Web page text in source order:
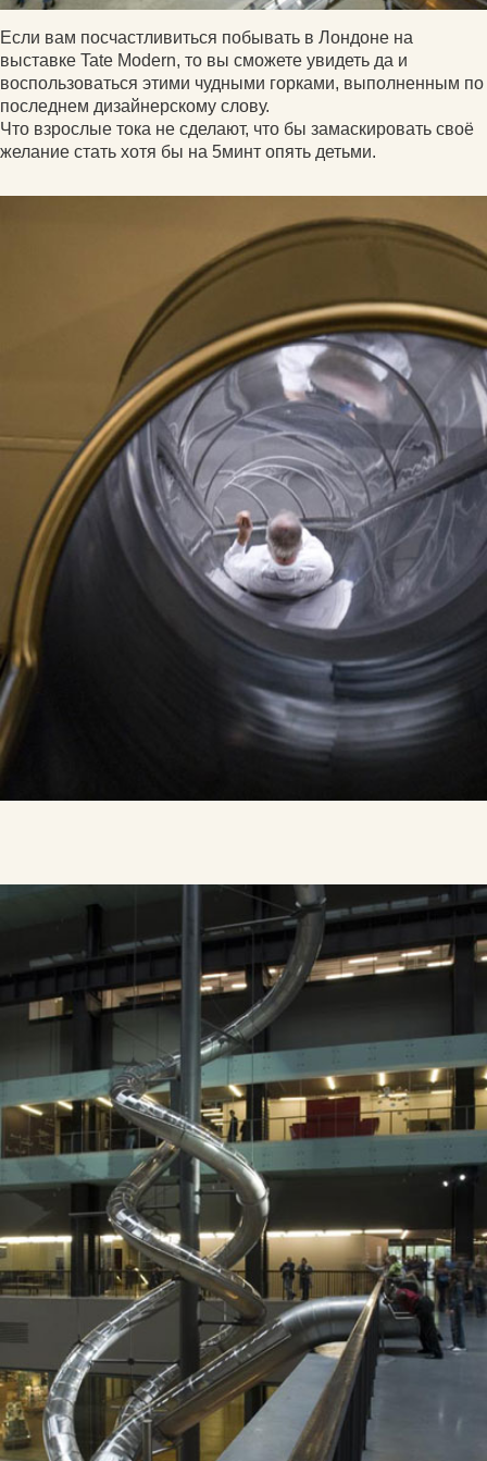
Если вам посчастливиться побывать в Лондоне на
выставке Tate Modern, то вы сможете увидеть да и
воспользоваться этими чудными горками, выполненным по
последнем дизайнерскому слову.
Что взрослые тока не сделают, что бы замаскировать своё
желание стать хотя бы на 5минт опять детьми.